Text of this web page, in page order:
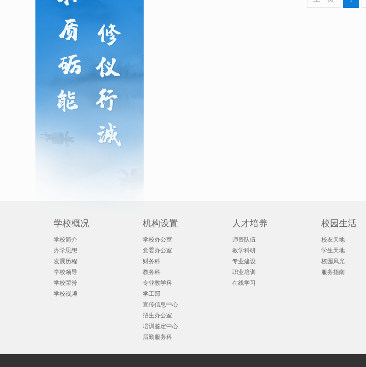
学校概况
学校简介
办学思想
发展历程
学校领导
学校荣誉
学校视频
机构设置
学校办公室
党委办公室
财务科
教务科
专业教学科
学工部
宣传信息中心
招生办公室
培训鉴定中心
后勤服务科
人才培养
师资队伍
教学科研
专业建设
职业培训
在线学习
校园生活
校友天地
学生天地
校园风光
服务指南